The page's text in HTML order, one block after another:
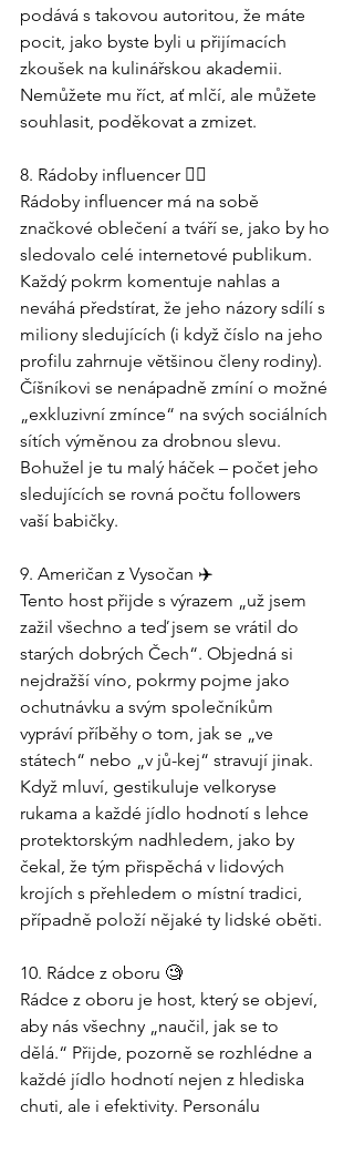
podává s takovou autoritou, že máte
pocit, jako byste byli u přijímacích
zkoušek na kulinářskou akademii.
Nemůžete mu říct, ať mlčí, ale můžete
souhlasit, poděkovat a zmizet.
8. Rádoby influencer 💁‍♂️
Rádoby influencer má na sobě
značkové oblečení a tváří se, jako by ho
sledovalo celé internetové publikum.
Každý pokrm komentuje nahlas a
neváhá předstírat, že jeho názory sdílí s
miliony sledujících (i když číslo na jeho
profilu zahrnuje většinou členy rodiny).
Číšníkovi se nenápadně zmíní o možné
„exkluzivní zmínce“ na svých sociálních
sítích výměnou za drobnou slevu.
Bohužel je tu malý háček – počet jeho
sledujících se rovná počtu followers
vaší babičky.
9. Američan z Vysočan ✈️
Tento host přijde s výrazem „už jsem
zažil všechno a teď jsem se vrátil do
starých dobrých Čech“. Objedná si
nejdražší víno, pokrmy pojme jako
ochutnávku a svým společníkům
vypráví příběhy o tom, jak se „ve
státech“ nebo „v jů-kej“ stravují jinak.
Když mluví, gestikuluje velkoryse
rukama a každé jídlo hodnotí s lehce
protektorským nadhledem, jako by
čekal, že tým přispěchá v lidových
krojích s přehledem o místní tradici,
případně položí nějaké ty lidské oběti.
10. Rádce z oboru 🧐
Rádce z oboru je host, který se objeví,
aby nás všechny „naučil, jak se to
dělá.“ Přijde, pozorně se rozhlédne a
každé jídlo hodnotí nejen z hlediska
chuti, ale i efektivity. Personálu